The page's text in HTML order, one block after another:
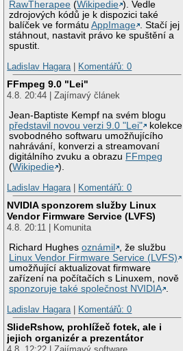
RawTherapee (Wikipedie ). Vedle
zdrojových kódů je k dispozici také
balíček ve formátuAppImage . Stačí jej
stáhnout, nastavit právo ke spuštění a
spustit.
Ladislav Hagara
Komentářů: 0
FFmpeg 9.0 "Lei"
4.8. 20:44 | Zajímavý článek
Jean-Baptiste Kempf na svém blogu
představil novou verzi 9.0 "Lei"
kolekce
svobodného softwaru umožňujícího
nahrávání, konverzi a streamovaní
digitálního zvuku a obrazu FFmpeg
(Wikipedie ).
Ladislav Hagara
Komentářů: 0
NVIDIA sponzorem služby Linux
Vendor Firmware Service (LVFS)
4.8. 20:11 | Komunita
Richard Hughesoznámil
, že službu
Linux Vendor Firmware Service (LVFS)
umožňující aktualizovat firmware
zařízení na počítačích s Linuxem, nově
sponzoruje také společnost NVIDIA .
Ladislav Hagara | Komentářů: 0
SlideRshow, prohlížeč fotek, ale i
jejich organizér a prezentátor